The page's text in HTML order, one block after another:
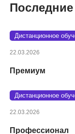
Последние
Дистанционное
22.03.2026
Премиум
Дистанционное
22.03.2026
Профессионал